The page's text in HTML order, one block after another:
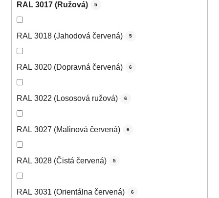
RAL 3017 (Ružová) 5
RAL 3018 (Jahodová červená) 5
RAL 3020 (Dopravná červená) 6
RAL 3022 (Lososová ružová) 6
RAL 3027 (Malinová červená) 6
RAL 3028 (Čistá červená) 5
RAL 3031 (Orientálna červená) 6